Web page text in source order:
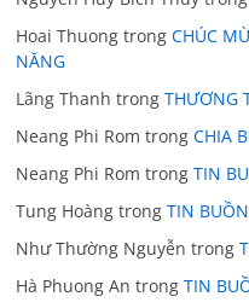
Hoai Thuong trongCHÚC
NĂNG
Lãng Thanh trongTHƯƠNG
Neang Phi Rom trongCHIA
Neang Phi Rom trongTIN
Tung Hoàng trongTIN BUỒN
Như Thường Nguyễn trong
Hà Phuong An trongTIN